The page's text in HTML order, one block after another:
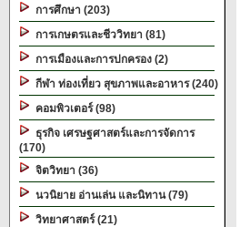
การศึกษา (203)
การเกษตรและชีววิทยา (81)
การเมืองและการปกครอง (2)
กีฬา ท่องเที่ยว สุขภาพและอาหาร (240)
คอมพิวเตอร์ (98)
ธุรกิจ เศรษฐศาสตร์และการจัดการ
(170)
จิตวิทยา (36)
นวนิยาย อ่านเล่น และนิทาน (79)
วิทยาศาสตร์ (21)